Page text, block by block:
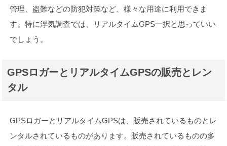
管理、盗難などの防犯対策など、様々な用途に利用できま
す。特に浮気調査では、リアルタイムGPS一択と思っていい
でしょう。
GPSロガーとリアルタイムGPSの販売とレン
タル
GPSロガーとリアルタイムGPSは、販売されているものとレ
ンタルされているものがあります。販売されているものの多